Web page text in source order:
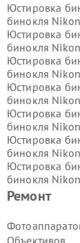
Ремонт
Объективов
Юстировка
бинокля
Юстировка
бинокля
Юстировка
бинокля
Юстировка
бинокля
Юстировка
бинокля
Юстировка
бинокля
Юстировка
бинокля
Юстировка
Юстировка
бинокля Nikon